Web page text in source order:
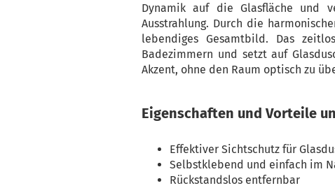
Dynamik auf die Glasfläche und
Ausstrahlung. Durch die
lebendiges Gesamtbild. Das
Badezimmern und setzt auf
Akzent, ohne den Raum optisch zu
Eigenschaften und Vorteile
Effektiver Sichtschutz für
Selbstklebend und einfach im
Rückstandslos entfernbar